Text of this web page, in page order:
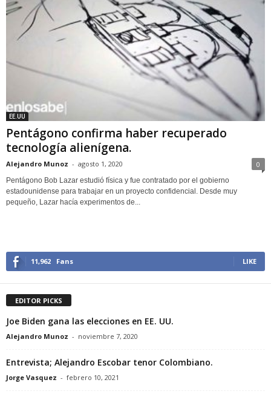
EE.UU
Pentágono confirma haber recuperado
tecnología alienígena.
Alejandro Munoz - agosto 1, 2020 0
Pentágono Bob Lazar estudió física y fue contratado por el gobierno
estadounidense para trabajar en un proyecto confidencial. Desde muy
pequeño, Lazar hacía experimentos de...
11,962 Fans LIKE
EDITOR PICKS
Joe Biden gana las elecciones en EE. UU.
Alejandro Munoz - noviembre 7, 2020
Entrevista; Alejandro Escobar tenor Colombiano.
Jorge Vasquez - febrero 10, 2021